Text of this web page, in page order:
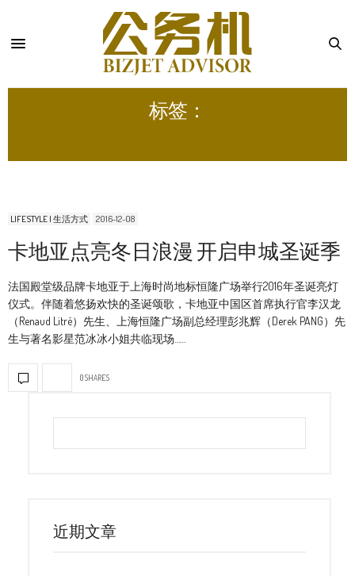
标签：
LIFESTYLE | 生活方式 2016-12-08
卡地亚点亮冬日浪漫 开启申城圣诞季
法国殿堂级品牌卡地亚于上海时尚地标恒隆广场举行2016年圣诞亮灯
仪式。伴随着悠扬欢快的圣诞颂歌，卡地亚中国区首席执行官李汉龙
（Renaud Litré）先生、上海恒隆广场副总经理彭兆辉（Derek PANG）先
生与著名影星范冰冰小姐共临现场……
0 SHARES
近期文章